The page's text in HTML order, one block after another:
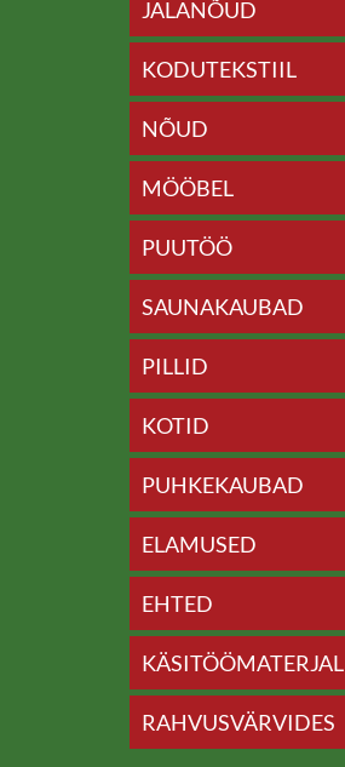
JALANÕUD
KODUTEKSTIIL
NÕUD
MÖÖBEL
PUUTÖÖ
SAUNAKAUBAD
PILLID
KOTID
PUHKEKAUBAD
ELAMUSED
EHTED
KÄSITÖÖMATERJAL
RAHVUSVÄRVIDES